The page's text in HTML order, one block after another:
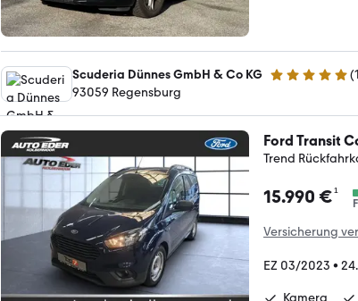
Scuderia Dünnes GmbH & Co KG 4.8 Sterne (
93059 Regensburg
Ford Transit
Trend
15.990 €¹
Versicherung
EZ 03/2023 •
Kamera